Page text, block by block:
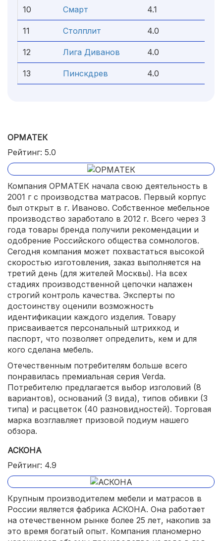
10 Смарт 4.1
11 Столплит 4.0
12 Лига Диванов 4.0
13 Пинскдрев 4.0
ОРМАТЕК
Рейтинг: 5.0
Компания ОРМАТЕК начала свою деятельность в
2001 г с производства матрасов. Первый корпус
был открыт в г. Иваново. Собственное мебельное
производство заработало в 2012 г. Всего через 3
года товары бренда получили рекомендации и
одобрение Российского общества сомнологов.
Сегодня компания может похвастаться высокой
скоростью изготовления, заказ выполняется на
третий день (для жителей Москвы). На всех
стадиях производственной цепочки налажен
строгий контроль качества. Эксперты по
достоинству оценили возможность
идентификации каждого изделия. Товару
присваивается персональный штрихкод и
паспорт, что позволяет определить, кем и для
кого сделана мебель.
Отечественным потребителям больше всего
понравилась премиальная серия Verda.
Потребителю предлагается выбор изголовий (8
вариантов), оснований (3 вида), типов обивки (3
типа) и расцветок (40 разновидностей). Торговая
марка возглавляет призовой подиум нашего
обзора.
АСКОНА
Рейтинг: 4.9
Крупным производителем мебели и матрасов в
России является фабрика АСКОНА. Она работает
на отечественном рынке более 25 лет, накопив за
это время богатый опыт. Компания планомерно